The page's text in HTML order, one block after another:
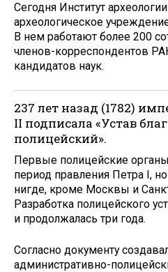
Сегодня Институт
археологическое
В нем работают более 200
членов-корреспондентов
кандидатов наук.
237 лет назад (1782)
II подписала «Устав
полицейский».
Первые полицейские
период правления Петра I,
нигде, кроме Москвы и
Разработка полицейского
и продолжалась три года.
Согласно документу
административно-